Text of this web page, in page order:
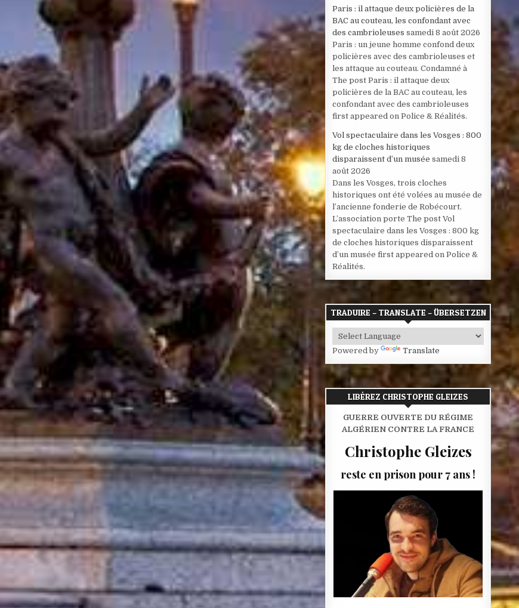
Paris : il attaque deux policières de la
BAC au couteau, les confondant avec
des cambrioleuses samedi 8 août 2026
Paris : un jeune homme confond deux
policières avec des cambrioleuses et
les attaque au couteau. Condamné à
The post Paris : il attaque deux
policières de la BAC au couteau, les
confondant avec des cambrioleuses
first appeared on Police & Réalités.
Vol spectaculaire dans les Vosges : 800
kg de cloches historiques
disparaissent d’un musée samedi 8
août 2026
Dans les Vosges, trois cloches
historiques ont été volées au musée de
l’ancienne fonderie de Robécourt.
L’association porte The post Vol
spectaculaire dans les Vosges : 800 kg
de cloches historiques disparaissent
d’un musée first appeared on Police &
Réalités.
TRADUIRE – TRANSLATE – ÜBERSETZEN
Powered by Translate
LIBÉREZ CHRISTOPHE GLEIZES
GUERRE OUVERTE DU RÉGIME
ALGÉRIEN CONTRE LA FRANCE
Christophe Gleizes
reste en prison pour 7 ans !